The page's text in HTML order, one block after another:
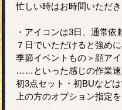
忙しい時はお時間いただ
・アイコンは3日、通常
７日でいただけると強めに
季節イベントもの＞顔ア
……といった感じの作業速
初3点セット・初BUなど
上の方のオプション指定